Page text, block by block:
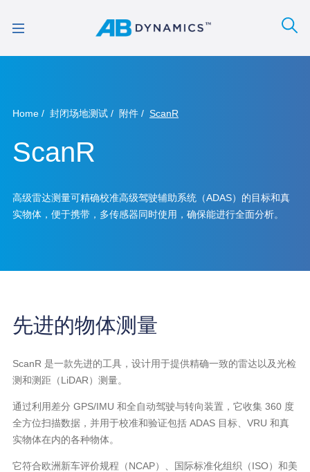
Home 封闭场地测试 附件 ScanR
ScanR
高级雷达测量可精确校准高级驾驶辅助系统（ADAS）的目标和真
实物体，便于携带，多传感器同时使用，确保能进行全面分析。
先进的物体测量
ScanR 是一款先进的工具，设计用于提供精确一致的雷达以及光检
测和测距（LiDAR）测量。
通过利用差分 GPS/IMU 和全自动驾驶与转向装置，它收集 360 度
全方位扫描数据，并用于校准和验证包括 ADAS 目标、VRU 和真
实物体在内的各种物体。
它符合欧洲新车评价规程（NCAP）、国际标准化组织（ISO）和美